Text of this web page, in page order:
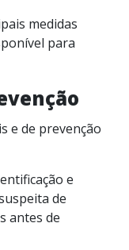
medidas
para
e de prevenção
e
de
antes de